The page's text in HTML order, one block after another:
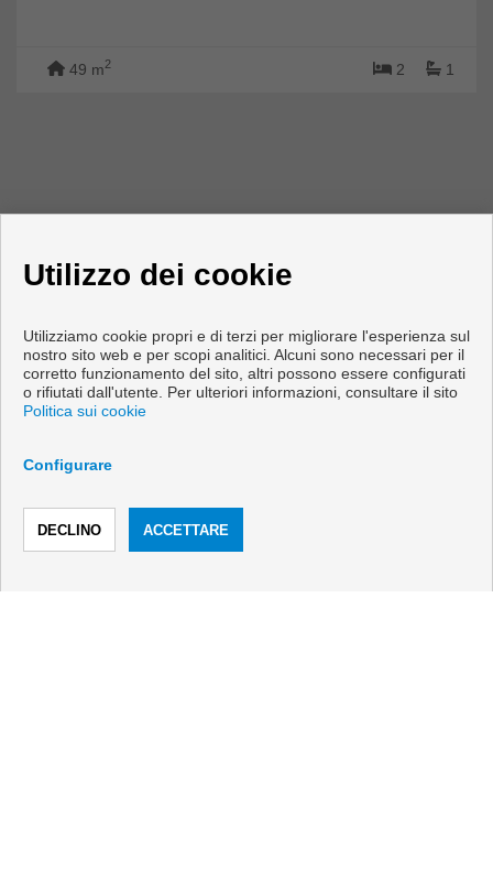
49 m2 2 1
CONTATTARE
Local 4
Utilizzo dei cookie
Utilizziamo cookie propri e di terzi per migliorare l'esperienza sul
nostro sito web e per scopi analitici. Alcuni sono necessari per il
corretto funzionamento del sito, altri possono essere configurati
o rifiutati dall'utente. Per ulteriori informazioni, consultare il sito
Politica sui cookie
Configurare